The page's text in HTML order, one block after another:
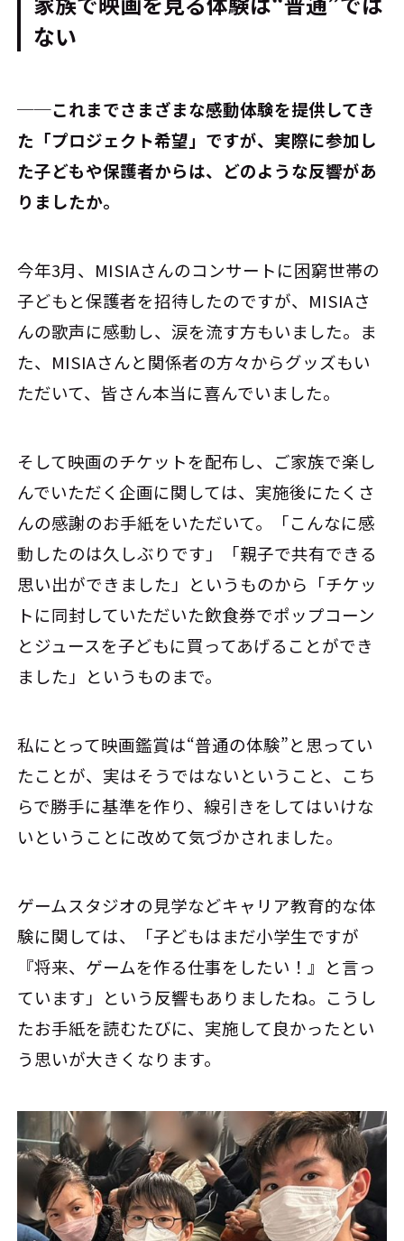
ない
──これまでさまざまな感動体験を提供してき
た「プロジェクト希望」ですが、実際に参加し
た子どもや保護者からは、どのような反響があ
りましたか。
今年3月、MISIAさんのコンサートに困窮世帯の
子どもと保護者を招待したのですが、MISIAさ
んの歌声に感動し、涙を流す方もいました。ま
た、MISIAさんと関係者の方々からグッズもい
ただいて、皆さん本当に喜んでいました。
そして映画のチケットを配布し、ご家族で楽し
んでいただく企画に関しては、実施後にたくさ
んの感謝のお手紙をいただいて。「こんなに感
動したのは久しぶりです」「親子で共有できる
思い出ができました」というものから「チケッ
トに同封していただいた飲食券でポップコーン
とジュースを子どもに買ってあげることができ
ました」というものまで。
私にとって映画鑑賞は“普通の体験”と思ってい
たことが、実はそうではないということ、こち
らで勝手に基準を作り、線引きをしてはいけな
いということに改めて気づかされました。
ゲームスタジオの見学などキャリア教育的な体
験に関しては、「子どもはまだ小学生ですが
『将来、ゲームを作る仕事をしたい！』と言っ
ています」という反響もありましたね。こうし
たお手紙を読むたびに、実施して良かったとい
う思いが大きくなります。